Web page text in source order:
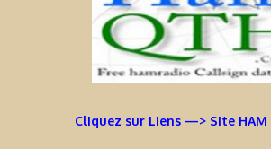
Cliquez sur Liens —> Site HAM